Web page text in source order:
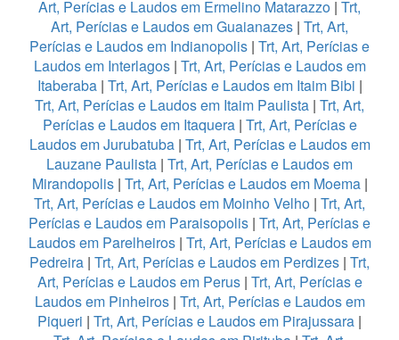
Art, Perícias e Laudos em Ermelino Matarazzo | Trt,
Art, Perícias e Laudos em Guaianazes | Trt, Art,
Perícias e Laudos em Indianopolis | Trt, Art, Perícias e
Laudos em Interlagos| Trt, Art, Perícias e Laudos em
Itaberaba| Trt, Art, Perícias e Laudos em Itaim Bibi |
Trt, Art, Perícias e Laudos em Itaim Paulista | Trt, Art,
Perícias e Laudos em Itaquera| Trt, Art, Perícias e
Laudos em Jurubatuba| Trt, Art, Perícias e Laudos em
Lauzane Paulista | Trt, Art, Perícias e Laudos em
Mirandopolis| Trt, Art, Perícias e Laudos em Moema|
Trt, Art, Perícias e Laudos em Moinho Velho | Trt, Art,
Perícias e Laudos em Paraisopolis | Trt, Art, Perícias e
Laudos em Parelheiros| Trt, Art, Perícias e Laudos em
Pedreira | Trt, Art, Perícias e Laudos em Perdizes | Trt,
Art, Perícias e Laudos em Perus| Trt, Art, Perícias e
Laudos em Pinheiros| Trt, Art, Perícias e Laudos em
Piqueri | Trt, Art, Perícias e Laudos em Pirajussara |